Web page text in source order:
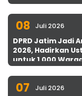
08 Juli 2026
DPRD Jatim Jadi
2026, Hadirkan
untuk 1.000
07 Juli 2026